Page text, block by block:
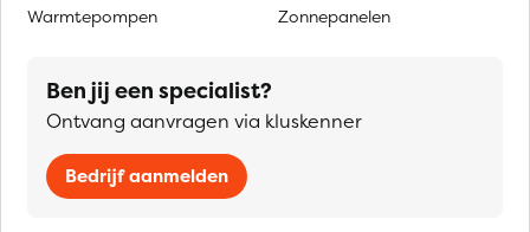
Warmtepompen
Zonnepanelen
Ben jij een specialist?
Ontvang aanvragen via kluskenner
Bedrijf aanmelden